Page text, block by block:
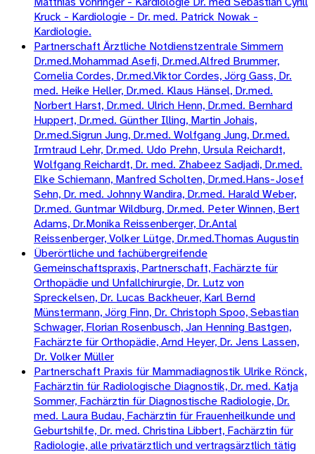
Kruck - Kardiologie - Dr. med. Patrick Nowak -
Kardiologie.
Partnerschaft Ärztliche Notdienstzentrale Simmern
Dr.med.Mohammad Asefi, Dr.med.Alfred Brummer,
Cornelia Cordes, Dr.med.Viktor Cordes, Jörg Gass, Dr.
med. Heike Heller, Dr.med. Klaus Hänsel, Dr.med.
Norbert Harst, Dr.med. Ulrich Henn, Dr.med. Bernhard
Huppert, Dr.med. Günther Illing, Martin Johais,
Dr.med.Sigrun Jung, Dr.med. Wolfgang Jung, Dr.med.
Irmtraud Lehr, Dr.med. Udo Prehn, Ursula Reichardt,
Wolfgang Reichardt, Dr. med. Zhabeez Sadjadi, Dr.med.
Elke Schiemann, Manfred Scholten, Dr.med.Hans-Josef
Sehn, Dr. med. Johnny Wandira, Dr.med. Harald Weber,
Dr.med. Guntmar Wildburg, Dr.med. Peter Winnen, Bert
Adams, Dr.Monika Reissenberger, Dr.Antal
Reissenberger, Volker Lütge, Dr.med.Thomas Augustin
Überörtliche und fachübergreifende
Gemeinschaftspraxis, Partnerschaft, Fachärzte für
Orthopädie und Unfallchirurgie, Dr. Lutz von
Spreckelsen, Dr. Lucas Backheuer, Karl Bernd
Münstermann, Jörg Finn, Dr. Christoph Spoo, Sebastian
Schwager, Florian Rosenbusch, Jan Henning Bastgen,
Fachärzte für Orthopädie, Arnd Heyer, Dr. Jens Lassen,
Dr. Volker Müller
Partnerschaft Praxis für Mammadiagnostik Ulrike Rönck,
Fachärztin für Radiologische Diagnostik, Dr. med. Katja
Sommer, Fachärztin für Diagnostische Radiologie, Dr.
med. Laura Budau, Fachärztin für Frauenheilkunde und
Geburtshilfe, Dr. med. Christina Libbert, Fachärztin für
Radiologie, alle privatärztlich und vertragsärztlich tätig